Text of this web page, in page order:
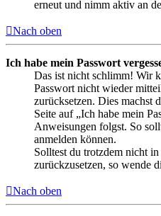
erneut und nimm aktiv an
Nach oben
Ich habe mein Passwort
Das ist nicht schlimm! Wir
Passwort nicht wieder
zurücksetzen. Dies machst
Seite auf „Ich habe mein
Anweisungen folgst. So
anmelden können.
Solltest du trotzdem nicht
zurückzusetzen, so wende
Nach oben